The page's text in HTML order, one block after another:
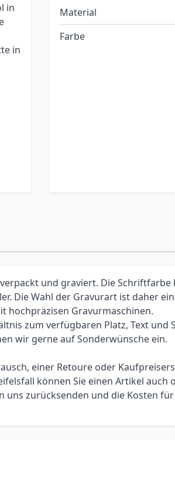
in
in
Material
Farbe
und graviert. Die Schriftfarbe
Die Wahl der Gravurart ist daher
hochpräzisen Gravurmaschinen.
zum verfügbaren Platz, Text und
wir gerne auf Sonderwünsche ein.
einer Retoure oder
können Sie einen Artikel auch
uns zurücksenden und die Kosten